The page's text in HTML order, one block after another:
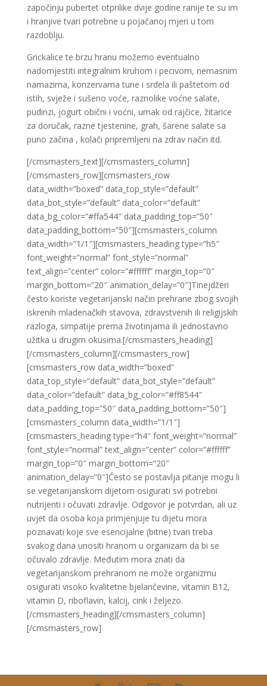
započinju pubertet otprilike dvije godine ranije te su im
i hranjive tvari potrebne u pojačanoj mjeri u tom
razdoblju.
Grickalice te brzu hranu možemo eventualno
nadomjestiti integralnim kruhom i pecivom, nemasnim
namazima, konzervama tune i srdela ili paštetom od
istih, svježe i sušeno voće, raznolike voćne salate,
pudinzi, jogurt obični i voćni, umak od rajčice, žitarice
za doručak, razne tjestenine, grah, šarene salate sa
puno začina , kolači pripremljeni na zdrav način itd.
[/cmsmasters_text][/cmsmasters_column]
[/cmsmasters_row][cmsmasters_row
data_width=”boxed” data_top_style=”default”
data_bot_style=”default” data_color=”default”
data_bg_color=”#ffa544″ data_padding_top=”50″
data_padding_bottom=”50″][cmsmasters_column
data_width=”1/1″][cmsmasters_heading type=”h5″
font_weight=”normal” font_style=”normal”
text_align=”center” color=”#ffffff” margin_top=”0″
margin_bottom=”20″ animation_delay=”0″]Tinejdžeri
često koriste vegetarijanski način prehrane zbog svojih
iskrenih mladenačkih stavova, zdravstvenih ili religijskih
razloga, simpatije prema životinjama ili jednostavno
užitka u drugim okusima.[/cmsmasters_heading]
[/cmsmasters_column][/cmsmasters_row]
[cmsmasters_row data_width=”boxed”
data_top_style=”default” data_bot_style=”default”
data_color=”default” data_bg_color=”#ff8544″
data_padding_top=”50″ data_padding_bottom=”50″]
[cmsmasters_column data_width=”1/1″]
[cmsmasters_heading type=”h4″ font_weight=”normal”
font_style=”normal” text_align=”center” color=”#ffffff”
margin_top=”0″ margin_bottom=”20″
animation_delay=”0″]Često se postavlja pitanje mogu li
se vegetarijanskom dijetom osigurati svi potrebni
nutrijenti i očuvati zdravlje. Odgovor je potvrdan, ali uz
uvjet da osoba koja primjenjuje tu dijetu mora
poznavati koje sve esencijalne (bitne) tvari treba
svakog dana unositi hranom u organizam da bi se
očuvalo zdravlje. Međutim mora znati da
vegetarijanskom prehranom ne može organizmu
osigurati visoko kvalitetne bjelančevine, vitamin B12,
vitamin D, riboflavin, kalcij, cink i željezo.
[/cmsmasters_heading][/cmsmasters_column]
[/cmsmasters_row]